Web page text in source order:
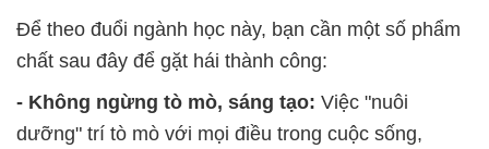
Để theo đuổi ngành học này, bạn cần một số phẩm
chất sau đây để gặt hái thành công:
- Không ngừng tò mò, sáng tạo: Việc "nuôi
dưỡng" trí tò mò với mọi điều trong cuộc sống,